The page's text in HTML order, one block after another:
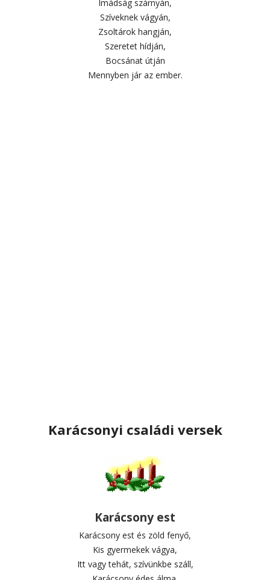
Imádság szárnyán,
Szíveknek vágyán,
Zsoltárok hangján,
Szeretet hídján,
Bocsánat útján
Mennyben jár az ember.
Karácsonyi családi versek
Karácsony est
Karácsony est és zöld fenyő,
Kis gyermekek vágya,
Itt vagy tehát, szívünkbe száll,